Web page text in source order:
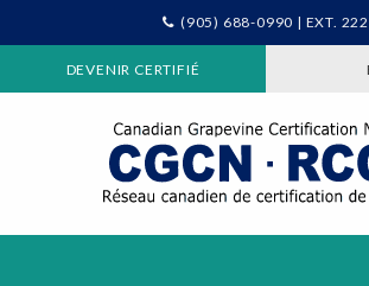
(905) 688-0990 | EXT. 222
DEVENIR CERTIFIÉ